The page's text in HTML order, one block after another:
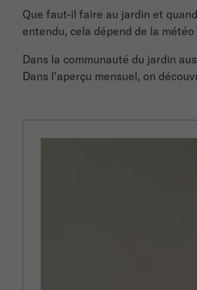
Que faut-il faire au jardin et
entendu, cela dépend de la
Dans la communauté du jardin
Dans l'aperçu mensuel, on